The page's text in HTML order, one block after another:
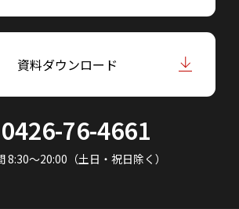
資料ダウンロード
0426-76-4661
8:30～20:00（土日・祝日除く）